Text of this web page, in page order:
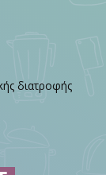
διατροφής